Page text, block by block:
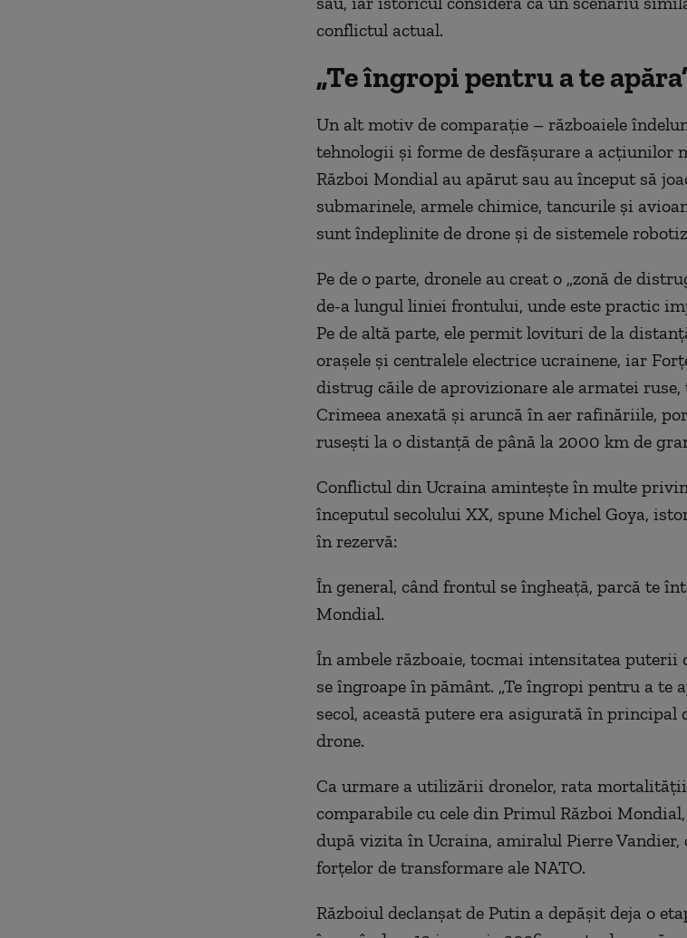
conflictul actual.
„Te îngropi pentru a te
Un alt motiv de comparație – războaiele
tehnologii și forme de desfășurare a acțiunilor
Război Mondial au apărut sau au început să
submarinele, armele chimice, tancurile și
sunt îndeplinite de drone și de sistemele
Pe de o parte, dronele au creat o „zonă de
de-a lungul liniei frontului, unde este practic
Pe de altă parte, ele permit lovituri de la
orașele și centralele electrice ucrainene, iar
distrug căile de aprovizionare ale armatei ruse,
Crimeea anexată și aruncă în aer rafinăriile,
rusești la o distanță de până la 2000 km de
Conflictul din Ucraina amintește în multe
începutul secolului XX, spune Michel Goya,
în rezervă:
În general, când frontul se îngheață, parcă te
Mondial.
În ambele războaie, tocmai intensitatea puterii
se îngroape în pământ. „Te îngropi pentru a te
secol, această putere era asigurată în
drone.
Ca urmare a utilizării dronelor, rata
comparabile cu cele din Primul Război
după vizita în Ucraina, amiralul Pierre
forțelor de transformare ale NATO.
Războiul declanșat de Putin a depășit deja o